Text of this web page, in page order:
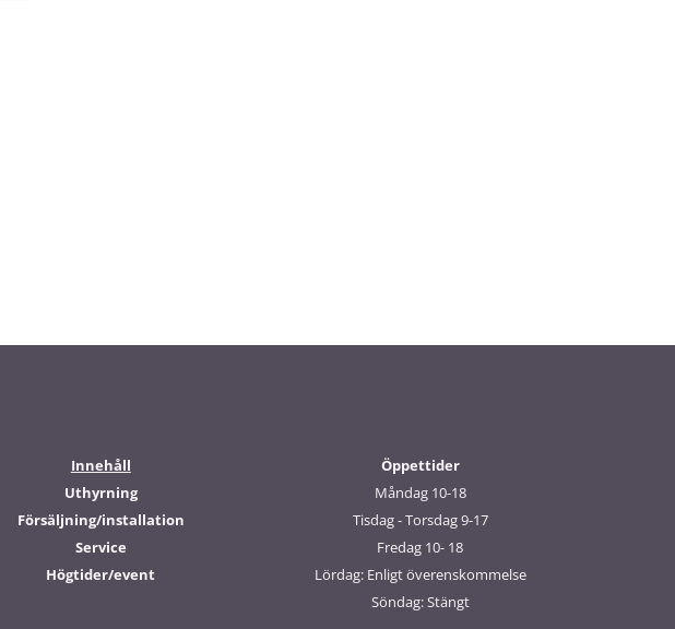
Innehåll
Uthyrning
Försäljning/installation
Service
Högtider/event
Öppettider
Måndag 10-18
Tisdag - Torsdag 9-17
Fredag 10- 18
Lördag: Enligt överenskommelse
Söndag: Stängt